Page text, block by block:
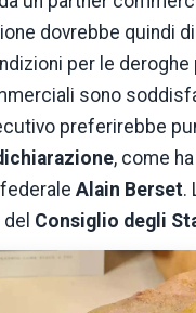
dovrebbe quindi
per le deroghe
sono
preferirebbe
, come
Alain Berset.
Consiglio degli